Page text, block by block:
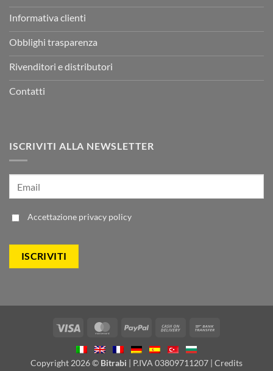
Informativa clienti
Obblighi trasparenza
Rivenditori e distributori
Contatti
ISCRIVITI ALLA NEWSLETTER
Accettazione privacy policy
Visa MasterCardPayPal
Cash
Delivery
Copyright 2026 © Bitrabi | P.IVA 03809711207 | Credits